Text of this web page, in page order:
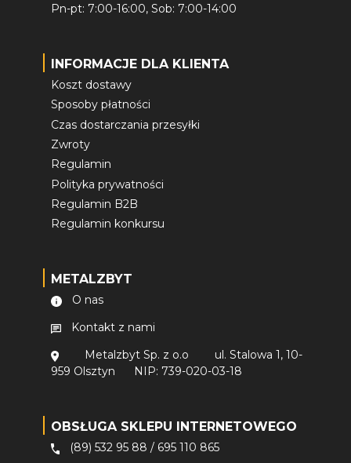
Pn-pt: 7:00-16:00, Sob: 7:00-14:00
INFORMACJE DLA KLIENTA
Koszt dostawy
Sposoby płatności
Czas dostarczania przesyłki
Zwroty
Regulamin
Polityka prywatności
Regulamin B2B
Regulamin konkursu
METALZBYT
O nas
Kontakt z nami
Metalzbyt Sp. z o.o
ul. Stalowa 1, 10-
959 Olsztyn
NIP: 739-020-03-18
OBSŁUGA SKLEPU INTERNETOWEGO
(89) 532 95 88 / 695 110 865